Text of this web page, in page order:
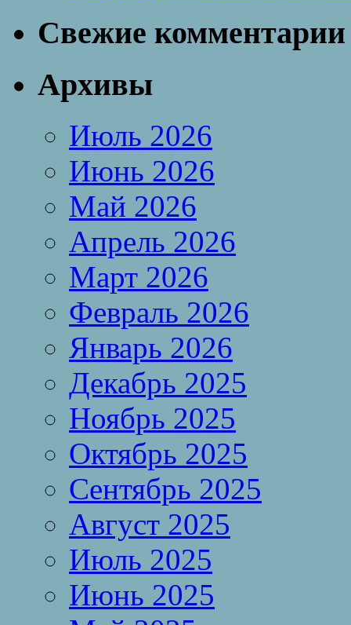
Свежие комментарии
Архивы
Июль 2026
Июнь 2026
Май 2026
Апрель 2026
Март 2026
Февраль 2026
Январь 2026
Декабрь 2025
Ноябрь 2025
Октябрь 2025
Сентябрь 2025
Август 2025
Июль 2025
Июнь 2025